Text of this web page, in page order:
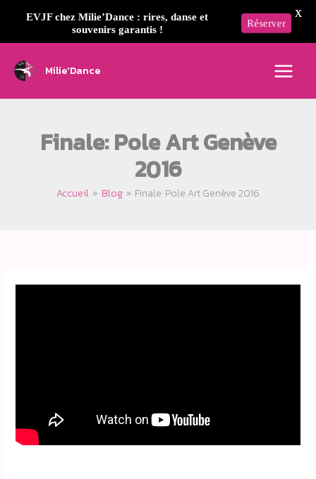
contenu
Milie'Dance
Finale: Pole Art Genève
2016
Accueil Blog Finale: Pole Art Genève 2016
EVJF chez Milie’Dance : rires, danse et
souvenirs garantis !
Réserver
X